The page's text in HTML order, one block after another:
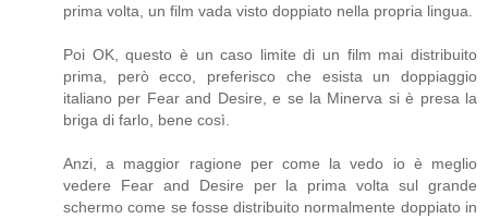
prima volta, un film vada visto doppiato nella propria lingua.
Poi OK, questo è un caso limite di un film mai distribuito
prima, però ecco, preferisco che esista un doppiaggio
italiano per Fear and Desire, e se la Minerva si è presa la
briga di farlo, bene così.
Anzi, a maggior ragione per come la vedo io è meglio
vedere Fear and Desire per la prima volta sul grande
schermo come se fosse distribuito normalmente doppiato in